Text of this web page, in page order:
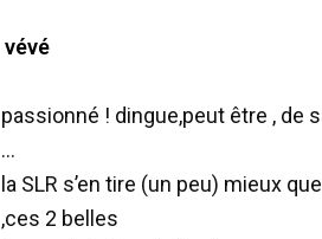
vévé
passionné ! dingue,peut être , de
…
la SLR s’en tire (un peu) mieux
,ces 2 belles